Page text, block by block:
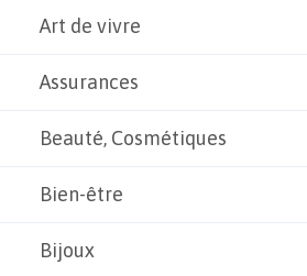
Art de vivre
Assurances
Beauté, Cosmétiques
Bien-être
Bijoux